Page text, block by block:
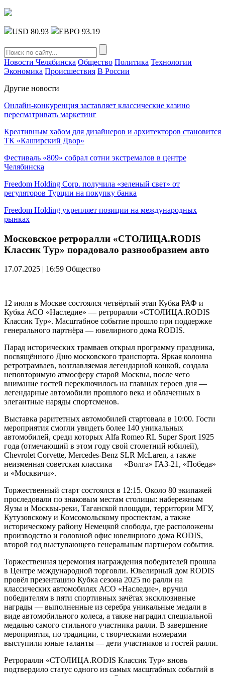
USD 80.93 ЕВРО 93.19
Новости Челябинска Общество Политика Технологии
Экономика Происшествия В России
Другие новости
Онлайн-конкуренция заставляет классические казино
пересматривать маркетинг
Креативным хабом для дизайнеров и архитекторов становится
ТК «Каширский Двор»
Фестиваль «809» собрал сотни экстремалов в центре
Челябинска
Freedom Holding Corp. получила «зеленый свет» от
регуляторов Турции на покупку банка
Freedom Holding укрепляет позиции на международных
рынках
Московское ретроралли «СТОЛИЦА.RODIS
Классик Тур» порадовало разнообразием авто
17.07.2025 | 16:59 Общество
12 июля в Москве состоялся четвёртый этап Кубка РАФ и
Кубка АСО «Наследие» — ретроралли «СТОЛИЦА.RODIS
Классик Тур». Масштабное событие прошло при поддержке
генерального партнёра — ювелирного дома RODIS.
Парад исторических трамваев открыл программу праздника,
посвящённого Дню московского транспорта. Яркая колонна
ретротрамваев, возглавляемая легендарной конкой, создала
неповторимую атмосферу старой Москвы, после чего
внимание гостей переключилось на главных героев дня —
легендарные автомобили прошлого века и облаченных в
элегантные наряды спортсменов.
Выставка раритетных автомобилей стартовала в 10:00. Гости
мероприятия смогли увидеть более 140 уникальных
автомобилей, среди которых Alfa Romeo RL Super Sport 1925
года (отмечающий в этом году свой столетний юбилей),
Chevrolet Corvette, Mercedes-Benz SLR McLaren, а также
неизменная советская классика — «Волга» ГАЗ-21, «Победа»
и «Москвичи».
Торжественный старт состоялся в 12:15. Около 80 экипажей
проследовали по знаковым местам столицы: набережным
Яузы и Москвы-реки, Таганской площади, территории МГУ,
Кутузовскому и Комсомольскому проспектам, а также
историческому району Немецкой слободы, где расположены
производство и головной офис ювелирного дома RODIS,
второй год выступающего генеральным партнером события.
Торжественная церемония награждения победителей прошла
в Центре международной торговли. Ювелирный дом RODIS
провёл презентацию Кубка сезона 2025 по ралли на
классических автомобилях АСО «Наследие», вручил
победителям в пяти спортивных зачётах эксклюзивные
награды — выполненные из серебра уникальные медали в
виде автомобильного колеса, а также наградил специальной
медалью самого стильного участника ралли. В завершение
мероприятия, по традиции, с творческими номерами
выступили юные таланты — дети участников и гостей ралли.
Ретроралли «СТОЛИЦА.RODIS Классик Тур» вновь
подтвердило статус одного из самых масштабных событий в